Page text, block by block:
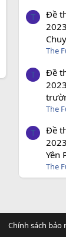
T
Đề
The
T
Đề
The
T
Đề
Yên
The
Chính sách bảo